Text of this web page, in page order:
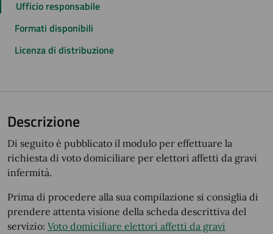
Ufficio responsabile
Formati disponibili
Licenza di distribuzione
Descrizione
Di seguito è pubblicato il modulo per effettuare la
richiesta di voto domiciliare per elettori affetti da gravi
infermità.
Prima di procedere alla sua compilazione si consiglia di
prendere attenta visione della scheda descrittiva del
servizio: Voto domiciliare elettori affetti da gravi